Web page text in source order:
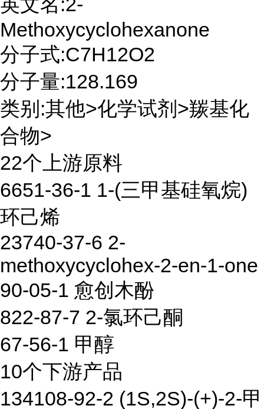
Methoxycyclohexanone
分子式:C7H12O2
分子量:128.169
类别:其他>化学试剂>羰基化
合物>
22个上游原料
6651-36-1 1-(三甲基硅氧烷)
环己烯
23740-37-6 2-
methoxycyclohex-2-en-1-one
90-05-1 愈创木酚
822-87-7 2-氯环己酮
67-56-1 甲醇
10个下游产品
134108-92-2 (1S,2S)-(+)-2-甲